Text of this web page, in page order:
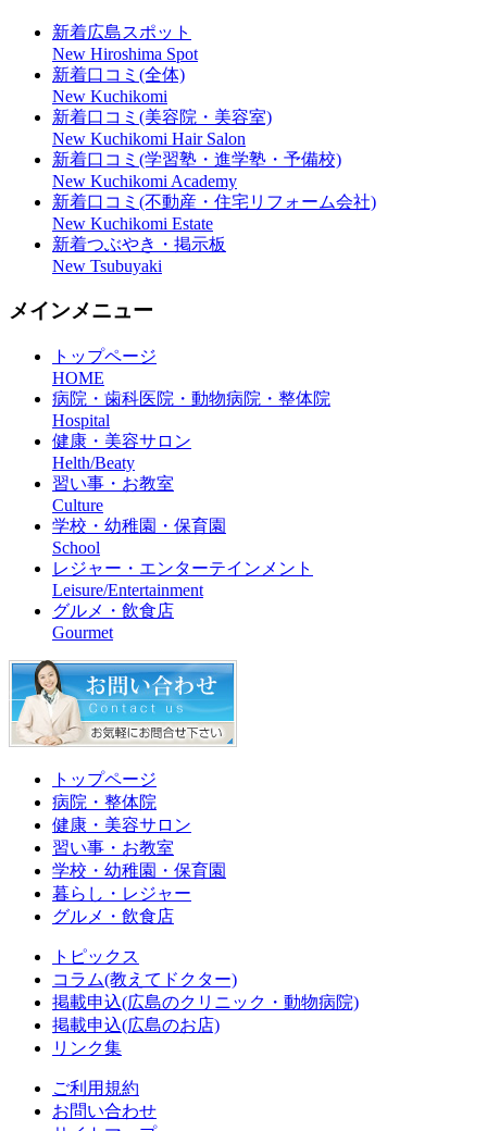
新着広島スポット
New Hiroshima Spot
新着口コミ(全体)
New Kuchikomi
新着口コミ(美容院・美容室)
New Kuchikomi Hair Salon
新着口コミ(学習塾・進学塾・予備校)
New Kuchikomi Academy
新着口コミ(不動産・住宅リフォーム会社)
New Kuchikomi Estate
新着つぶやき・掲示板
New Tsubuyaki
メインメニュー
トップページ
HOME
病院・歯科医院・動物病院・整体院
Hospital
健康・美容サロン
Helth/Beaty
習い事・お教室
Culture
学校・幼稚園・保育園
School
レジャー・エンターテインメント
Leisure/Entertainment
グルメ・飲食店
Gourmet
トップページ
病院・整体院
健康・美容サロン
習い事・お教室
学校・幼稚園・保育園
暮らし・レジャー
グルメ・飲食店
トピックス
コラム(教えてドクター)
掲載申込(広島のクリニック・動物病院)
掲載申込(広島のお店)
リンク集
ご利用規約
お問い合わせ